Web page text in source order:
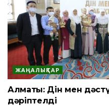
ЖАҢАЛЫҚТАР
Алматы: Дін мен
дәріптелді